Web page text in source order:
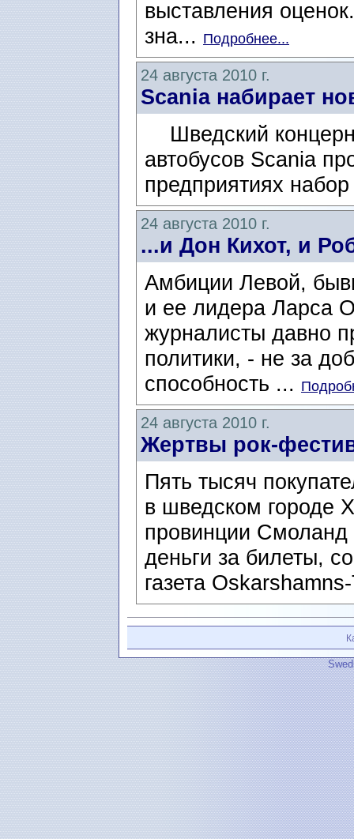
выставления
зна... Подробнее...
24 августа 2010 г.
Scania набирает
Шведский концерн
автобусов Scania
предприятиях
24 августа 2010 г.
...и Дон Кихот, и
Амбиции Левой,
и ее лидера Ларса
журналисты давно
политики, - не за
способность ...
24 августа 2010 г.
Жертвы рок-
Пять тысяч
в шведском городе
провинции Смоланд
деньги за билеты,
газета